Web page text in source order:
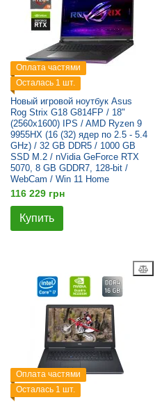
Оплата частями
Осталась 1 шт.
Новый игровой ноутбук Asus
Rog Strix G18 G814FP / 18"
(2560x1600) IPS / AMD Ryzen 9
9955HX (16 (32) ядер по 2.5 - 5.4
GHz) / 32 GB DDR5 / 1000 GB
SSD M.2 / nVidia GeForce RTX
5070, 8 GB GDDR7, 128-bit /
WebCam / Win 11 Home
116 229 грн
Купить
Оплата частями
Осталась 1 шт.